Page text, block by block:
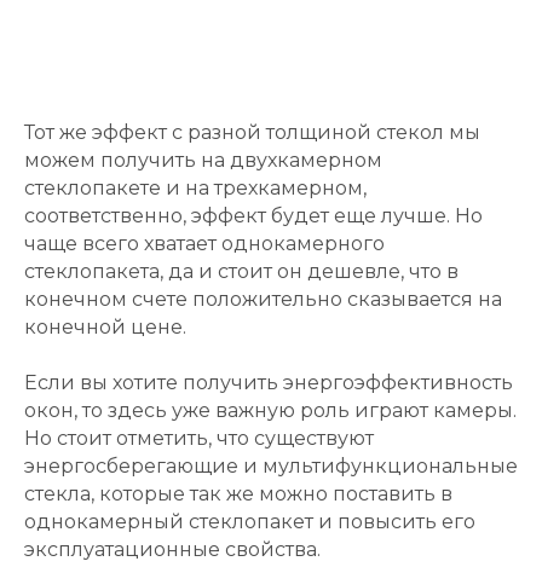
Тот же эффект с разной толщиной стекол мы
можем получить на двухкамерном
стеклопакете и на трехкамерном,
соответственно, эффект будет еще лучше. Но
чаще всего хватает однокамерного
стеклопакета, да и стоит он дешевле, что в
конечном счете положительно сказывается на
конечной цене.
Если вы хотите получить энергоэффективность
окон, то здесь уже важную роль играют камеры.
Но стоит отметить, что существуют
энергосберегающие и мультифункциональные
стекла, которые так же можно поставить в
однокамерный стеклопакет и повысить его
эксплуатационные свойства.